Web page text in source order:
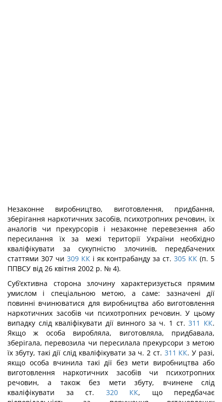
Незаконне виробництво, виготовлення, придбання,
зберігання наркотичних за­собів, психотропних речовин, їх
аналогів чи прекурсорів і незаконне перевезення або
пересилання їх за межі території України необхідно
кваліфікувати за сукупністю зло­чинів, передбачених
статтями 307 чи 309 ККі як контрабанду за ст. 305 КК (п. 5
ППВСУ від 26 квітня 2002 р. № 4).
Суб’єктивна сторона злочину характеризується прямим
умислом і спеціальною метою, а саме: зазначені дії
повинні вчинюватися для виробництва або виготовлення
наркотичних засобів чи психотропних речовин. У цьому
випадку слід кваліфікувати дії винного за ч. 1 ст. 311 КК.
Якщо ж особа виробляла, виготовляла, придбавала,
зберігала, перевозила чи пересилала прекурсори з метою
їх збуту, такі дії слід квалі­фікувати за ч. 2 ст. 311 КК. У разі,
якщо особа вчинила такі дії без мети виробництва або
виготовлення наркотичних засобів чи психотропних
речовин, а також без мети збуту, вчинене слід
кваліфікувати за ст. 320 КК, що передбачає